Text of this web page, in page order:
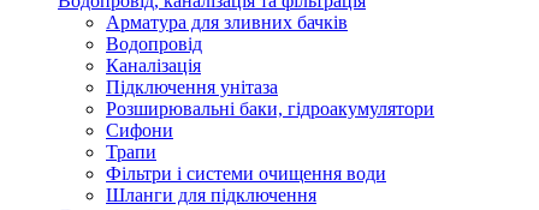
Арматура для зливних бачків
Водопровід
Каналізація
Підключення унітаза
Розширювальні баки, гідроакумулятори
Сифони
Трапи
Фільтри і системи очищення води
Шланги для підключення